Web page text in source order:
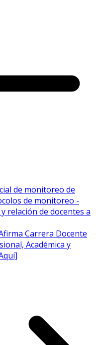
de monitoreo de
de monitoreo -
relación de docentes a
Carrera Docente
Académica y